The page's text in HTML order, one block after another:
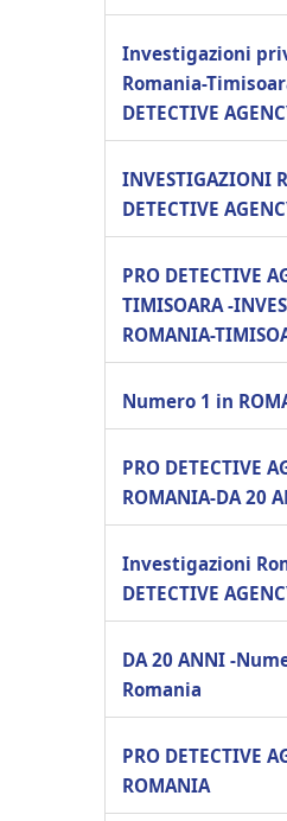
Investigazioni
Romania-
DETECTIVE
INVESTIGAZIONI
DETECTIVE
PRO DETECTIVE
TIMISOARA -
ROMANIA-
Numero 1 in
PRO DETECTIVE
ROMANIA-DA 20
Investigazioni
DETECTIVE
DA 20 ANNI -
Romania
PRO DETECTIVE
ROMANIA